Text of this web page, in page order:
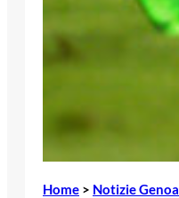
Home > Notizie Genoa